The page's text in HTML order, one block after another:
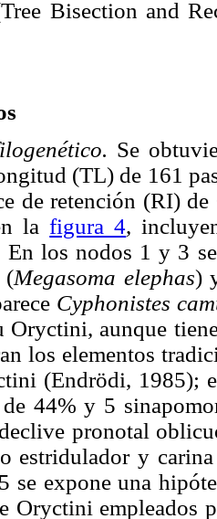
Bisection and
Se
(TL) de 161
de retención (RI) de
lafigura 4,
En los nodos 1 y 3
(Megasoma elephas)
Cyphonistes
Oryctini, aunque
los elementos
(Endrödi, 1985);
44% y 5
pronotal
estridulador y
se expone una
Oryctini empleados